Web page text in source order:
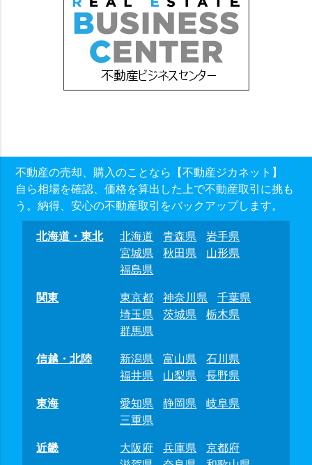
不動産の売却、購入のことなら【不動産ジカネット】
自ら相場を確認、価格を算出した上で不動産取引に挑も
う。納得、安心の不動産取引をバックアップします。
北海道・東北 北海道 青森県
岩手県
宮城県
秋田県
山形県
福島県
関東
東京都 神奈川県
千葉県
埼玉県
茨城県
栃木県
群馬県
信越・北陸
新潟県 富山県
石川県
福井県
山梨県
長野県
東海
愛知県 静岡県
岐阜県
三重県
近畿
大阪府 兵庫県
京都府